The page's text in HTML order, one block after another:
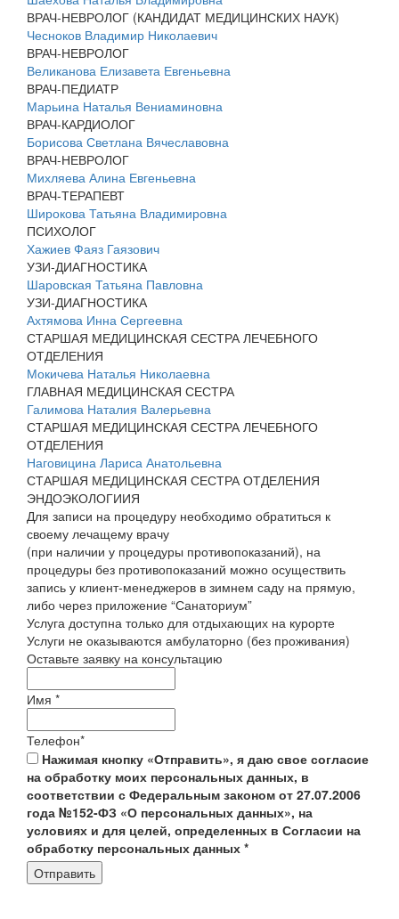
ВРАЧ-НЕВРОЛОГ (КАНДИДАТ МЕДИЦИНСКИХ НАУК)
Чесноков Владимир Николаевич
ВРАЧ-НЕВРОЛОГ
Великанова Елизавета Евгеньевна
ВРАЧ-ПЕДИАТР
Марьина Наталья Вениаминовна
ВРАЧ-КАРДИОЛОГ
Борисова Светлана Вячеславовна
ВРАЧ-НЕВРОЛОГ
Михляева Алина Евгеньевна
ВРАЧ-ТЕРАПЕВТ
Широкова Татьяна Владимировна
ПСИХОЛОГ
Хажиев Фаяз Гаязович
УЗИ-ДИАГНОСТИКА
Шаровская Татьяна Павловна
УЗИ-ДИАГНОСТИКА
Ахтямова Инна Сергеевна
СТАРШАЯ МЕДИЦИНСКАЯ СЕСТРА ЛЕЧЕБНОГО
ОТДЕЛЕНИЯ
Мокичева Наталья Николаевна
ГЛАВНАЯ МЕДИЦИНСКАЯ СЕСТРА
Галимова Наталия Валерьевна
СТАРШАЯ МЕДИЦИНСКАЯ СЕСТРА ЛЕЧЕБНОГО
ОТДЕЛЕНИЯ
Наговицина Лариса Анатольевна
СТАРШАЯ МЕДИЦИНСКАЯ СЕСТРА ОТДЕЛЕНИЯ
ЭНДОЭКОЛОГИИЯ
Для записи на процедуру необходимо обратиться к
своему лечащему врачу
(при наличии у процедуры противопоказаний), на
процедуры без противопоказаний можно осуществить
запись у клиент-менеджеров в зимнем саду на прямую,
либо через приложение “Санаториум”
Услуга доступна только для отдыхающих на курорте
Услуги не оказываются амбулаторно (без проживания)
Оставьте заявку на консультацию
Имя *
Телефон*
Нажимая кнопку «Отправить», я даю свое согласие
на обработку моих персональных данных, в
соответствии с Федеральным законом от 27.07.2006
года №152-ФЗ «О персональных данных», на
условиях и для целей, определенных в Согласии на
обработку персональных данных *
Отправить